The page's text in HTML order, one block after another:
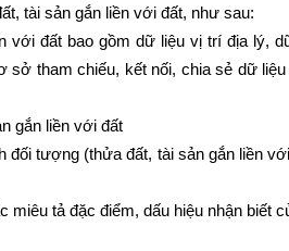
tài sản gắn liền với đất, như sau:
với đất bao gồm dữ liệu vị trí địa lý,
sở tham chiếu, kết nối, chia sẻ dữ
gắn liền với đất
tượng (thửa đất, tài sản gắn liền
miêu tả đặc điểm, dấu hiệu nhận biết